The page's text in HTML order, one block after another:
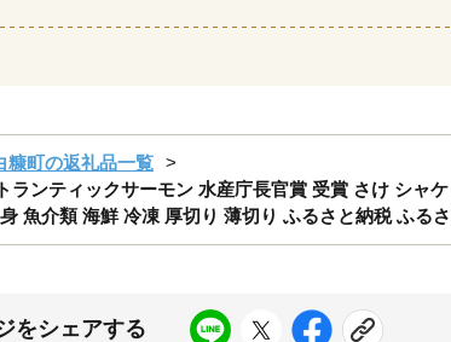
糠町の返礼品一覧
ンティックサーモン 水産庁長官賞 受賞 さけ シャ
魚介類 海鮮 冷凍 厚切り 薄切り ふるさと納税 ふる
をシェアする